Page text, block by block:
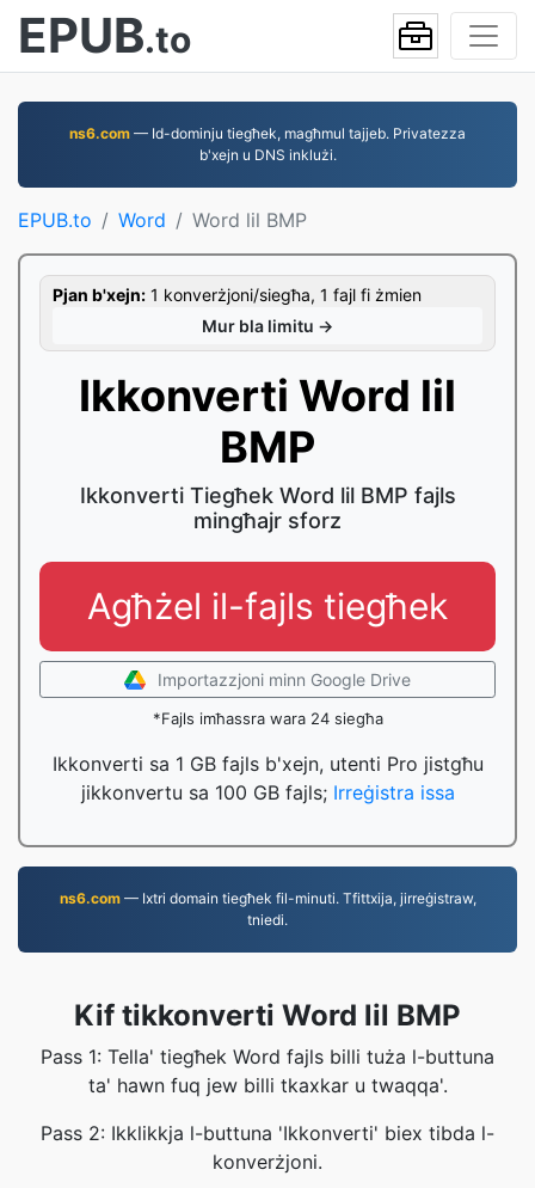
EPUB.to
ns6.com — Id-dominju tiegħek, magħmul tajjeb. Privatezza
b'xejn u DNS inklużi.
EPUB.to Word Word lil BMP
Pjan b'xejn: 1 konverżjoni/siegħa, 1 fajl fi żmien
Mur bla limitu →
Ikkonverti Word lil
BMP
Ikkonverti Tiegħek Word lil BMP fajls
mingħajr sforz
Agħżel il-fajls tiegħek
Importazzjoni minn Google Drive
*Fajls imħassra wara 24 siegħa
Ikkonverti sa 1 GB fajls b'xejn, utenti Pro jistgħu
jikkonvertu sa 100 GB fajls; Irreġistra issa
ns6.com— Ixtri domain tiegħek fil-minuti. Tfittxija, jirreġistraw,
tniedi.
Kif tikkonverti Word lil BMP
Pass 1: Tella' tiegħek Word fajls billi tuża l-buttuna
ta' hawn fuq jew billi tkaxkar u twaqqa'.
Pass 2: Ikklikkja l-buttuna 'Ikkonverti' biex tibda l-
konverżjoni.